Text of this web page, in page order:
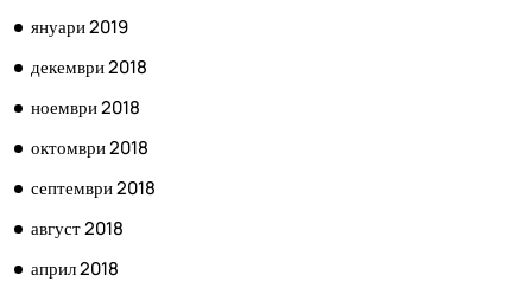
януари 2019
декември 2018
ноември 2018
октомври 2018
септември 2018
август 2018
април 2018